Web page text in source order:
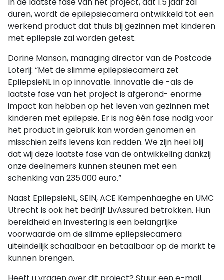
duren, wordt de epilepsiecamera ontwikkeld tot een
werkend product dat thuis bij gezinnen met kinderen
met epilepsie zal worden getest.
Dorine Manson, managing director van de Postcode
Loterij: “Met de slimme epilepsiecamera zet
EpilepsieNL in op innovatie. Innovatie die -als de
laatste fase van het project is afgerond- enorme
impact kan hebben op het leven van gezinnen met
kinderen met epilepsie. Er is nog één fase nodig voor
het product in gebruik kan worden genomen en
misschien zelfs levens kan redden. We zijn heel blij
dat wij deze laatste fase van de ontwikkeling dankzij
onze deelnemers kunnen steunen met een
schenking van 235.000 euro.”
Naast EpilepsieNL, SEIN, ACE Kempenhaeghe en UMC
Utrecht is ook het bedrijf LivAssured betrokken. Hun
bereidheid en investering is een belangrijke
voorwaarde om de slimme epilepsiecamera
uiteindelijk schaalbaar en betaalbaar op de markt te
kunnen brengen.